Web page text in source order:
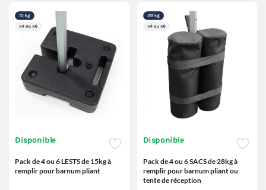
Disponible
Pack de 4 ou 6 LESTS de 15kg à
remplir pour barnum pliant
Disponible
Pack de 4 ou 6 SACS de 28kg à
remplir pour barnum pliant ou
tente de réception